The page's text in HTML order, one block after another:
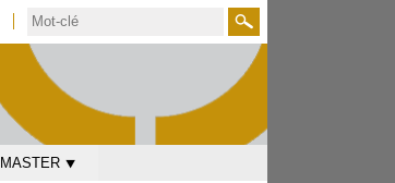
Rechercher
MASTER ⯆